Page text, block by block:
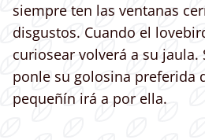
siempre ten las ventanas
disgustos. Cuando el
curiosear volverá a su jaula.
ponle su golosina preferida
pequeñín irá a por ella.